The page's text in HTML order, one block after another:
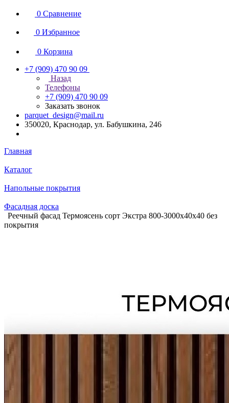
0 Сравнение
0 Избранное
0 Корзина
+7 (909) 470 90 09
Назад
Телефоны
+7 (909) 470 90 09
Заказать звонок
parquet_design@mail.ru
350020, Краснодар, ул. Бабушкина, 246
Главная
Каталог
Напольные покрытия
Фасадная доска
Реечный фасад Термоясень сорт Экстра 800-3000х40х40 без
покрытия